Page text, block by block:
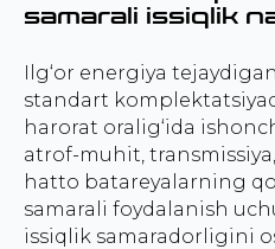
samarali issiqlik
Ilg‘or energiya
standart
harorat oralig‘ida
atrof-muhit,
hatto batareyalarning
samarali foydalanish
issiqlik samaradorligini